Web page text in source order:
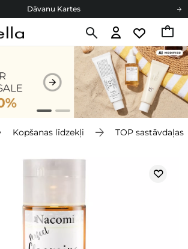
Dāvanu Kartes
Cosibella lojalitātes programma
Kopšanas līdzekļi TOP sastāvdaļas